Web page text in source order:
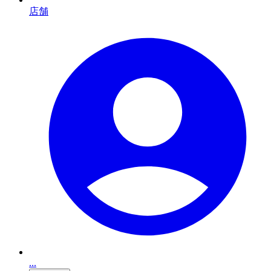
店舗
...